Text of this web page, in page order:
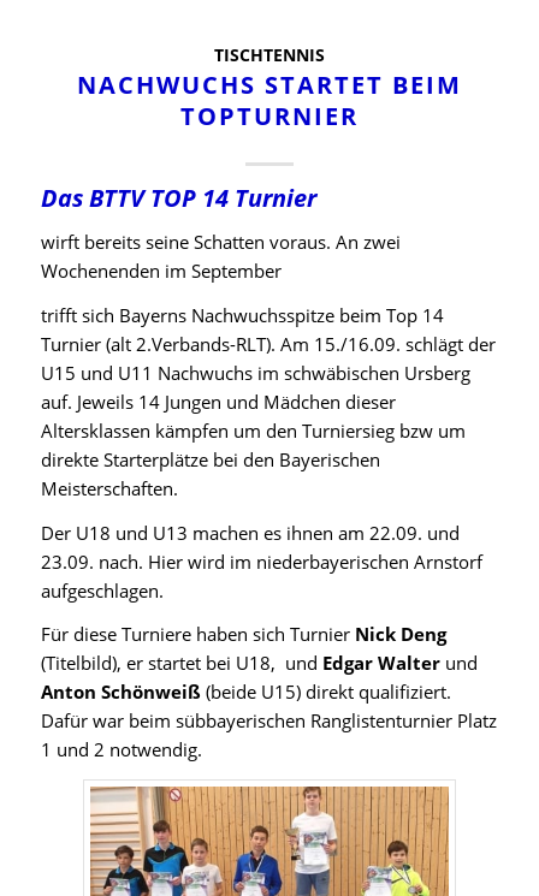
TISCHTENNIS
NACHWUCHS STARTET BEIM
TOPTURNIER
Das BTTV TOP 14 Turnier
wirft bereits seine Schatten voraus. An zwei
Wochenenden im September
trifft sich Bayerns Nachwuchsspitze beim Top 14
Turnier (alt 2.Verbands-RLT). Am 15./16.09. schlägt der
U15 und U11 Nachwuchs im schwäbischen Ursberg
auf. Jeweils 14 Jungen und Mädchen dieser
Altersklassen kämpfen um den Turniersieg bzw um
direkte Starterplätze bei den Bayerischen
Meisterschaften.
Der U18 und U13 machen es ihnen am 22.09. und
23.09. nach. Hier wird im niederbayerischen Arnstorf
aufgeschlagen.
Für diese Turniere haben sich Turnier Nick Deng
(Titelbild), er startet bei U18, und Edgar Walterund
Anton Schönweiß (beide U15) direkt qualifiziert.
Dafür war beim sübbayerischen Ranglistenturnier Platz
1 und 2 notwendig.